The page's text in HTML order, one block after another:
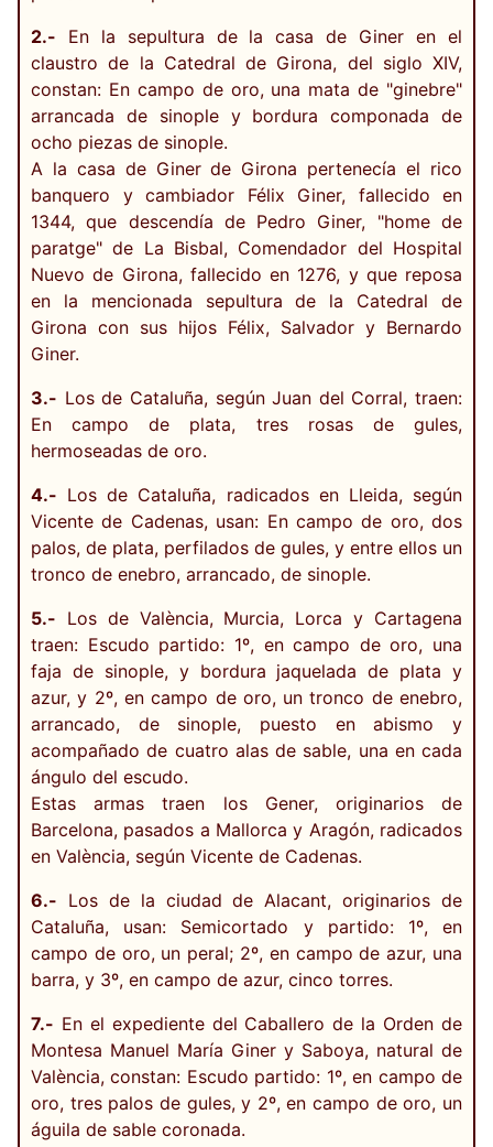
2.- En la sepultura de la casa de Giner en el
claustro de la Catedral de Girona, del siglo XIV,
constan: En campo de oro, una mata de "ginebre"
arrancada de sinople y bordura componada de
ocho piezas de sinople.
A la casa de Giner de Girona pertenecía el rico
banquero y cambiador Félix Giner, fallecido en
1344, que descendía de Pedro Giner, "home de
paratge" de La Bisbal, Comendador del Hospital
Nuevo de Girona, fallecido en 1276, y que reposa
en la mencionada sepultura de la Catedral de
Girona con sus hijos Félix, Salvador y Bernardo
Giner.
3.- Los de Cataluña, según Juan del Corral, traen:
En campo de plata, tres rosas de gules,
hermoseadas de oro.
4.- Los de Cataluña, radicados en Lleida, según
Vicente de Cadenas, usan: En campo de oro, dos
palos, de plata, perfilados de gules, y entre ellos un
tronco de enebro, arrancado, de sinople.
5.- Los de València, Murcia, Lorca y Cartagena
traen: Escudo partido: 1º, en campo de oro, una
faja de sinople, y bordura jaquelada de plata y
azur, y 2º, en campo de oro, un tronco de enebro,
arrancado, de sinople, puesto en abismo y
acompañado de cuatro alas de sable, una en cada
ángulo del escudo.
Estas armas traen los Gener, originarios de
Barcelona, pasados a Mallorca y Aragón, radicados
en València, según Vicente de Cadenas.
6.- Los de la ciudad de Alacant, originarios de
Cataluña, usan: Semicortado y partido: 1º, en
campo de oro, un peral; 2º, en campo de azur, una
barra, y 3º, en campo de azur, cinco torres.
7.- En el expediente del Caballero de la Orden de
Montesa Manuel María Giner y Saboya, natural de
València, constan: Escudo partido: 1º, en campo de
oro, tres palos de gules, y 2º, en campo de oro, un
águila de sable coronada.